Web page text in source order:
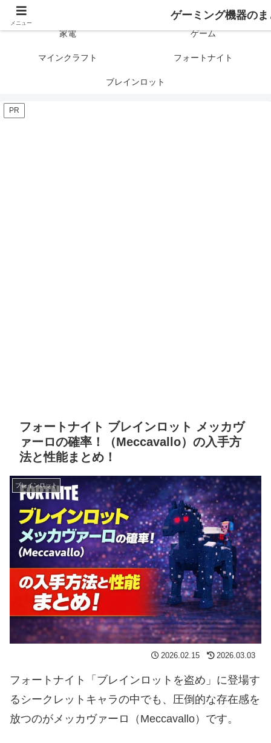
ゲーミング製品の口コミや評判と比較を紹介します！
家電 ゲーム
マインクラフト フォートナイト
ブレインロット
PR
フォートナイト ブレインロット メッカヴ
ァーロの確率！（Meccavallo）の入手方
法と性能まとめ！
ブレインロット
2026.02.15 2026.03.03
フォートナイト「ブレインロットを盗め」に登場す
るシークレットキャラの中でも、圧倒的な存在感を
放つのがメッカヴァーロ（Meccavallo）です。
メニュー
ゲーミング機器の